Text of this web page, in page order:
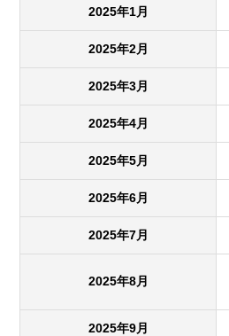
2025年1月
2025年2月
2025年3月
2025年4月
2025年5月
2025年6月
2025年7月
2025年8月
2025年9月